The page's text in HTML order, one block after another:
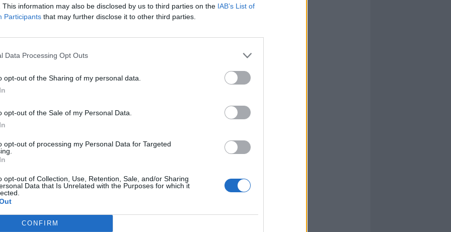
This information may also be disclosed by us to third parties on the IAB’s List of
Participants that may further disclose it to other third parties.
Data Processing Opt Outs
opt-out of the Sharing of my personal data.
opt-out of the Sale of my Personal Data.
opt-out of processing my Personal Data for Targeted
opt-out of Collection, Use, Retention, Sale, and/or Sharing
Data that Is Unrelated with the Purposes for which it
CONFIRM
Rossa
salita